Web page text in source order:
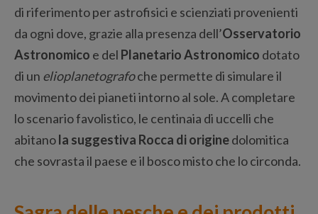
di riferimento per astrofisici e scienziati provenienti
da ogni dove, grazie alla presenza dell’Osservatorio
Astronomico e del Planetario Astronomico dotato
di un elioplanetografoche permette di simulare il
movimento dei pianeti intorno al sole. A completare
lo scenario favolistico, le centinaia di uccelli che
abitanola suggestiva Rocca di originedolomitica
che sovrasta il paese e il bosco misto che lo circonda.